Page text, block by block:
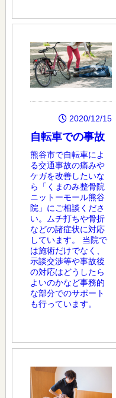
2020/12/15
自転車での事故
熊谷市で自転車によ
る交通事故の痛みや
ケガを改善したいな
ら「くまのみ整骨院
ニットーモール熊谷
院」にご相談くださ
い。ムチ打ちや骨折
などの諸症状に対応
しています。 当院で
は施術だけでなく、
示談交渉等や事故後
の対応はどうしたら
よいのかなど事務的
な部分でのサポート
も行っています。